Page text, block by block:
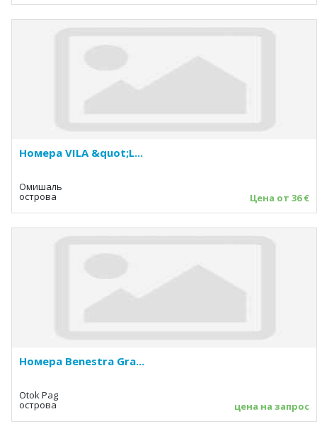
Номера VILA &quot;L...
Омишаль
острова Цена от 36 €
Номера Benestra Gra...
Otok Pag
острова цена на запрос